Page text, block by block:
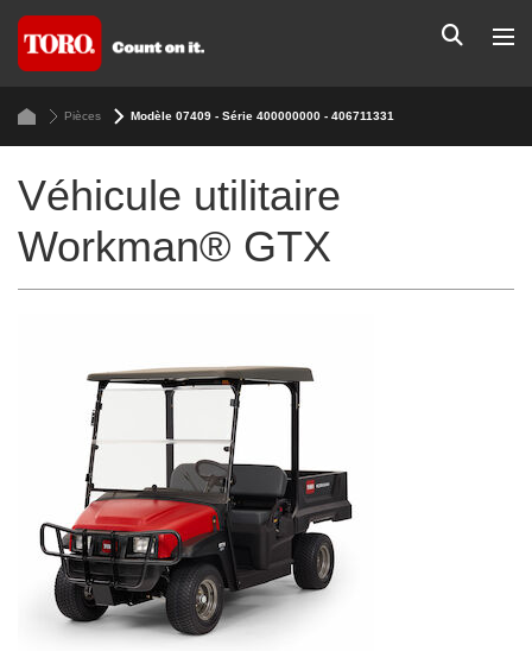
Pièces Modèle 07409 - Série 400000000 - 406711331
Véhicule utilitaire
Workman® GTX